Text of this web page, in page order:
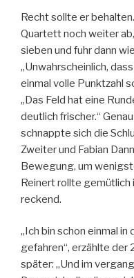
Recht sollte er
Quartett noch weiter
sieben und fuhr dann
„Unwahrscheinlich,
einmal volle Punktzahl
„Das Feld hat eine
deutlich frischer.“
schnappte sich die
Zweiter und Fabian
Bewegung, um
Reinert rollte gemütlich
reckend.
„Ich bin schon einmal in
gefahren“, erzählte der
später: „Und im